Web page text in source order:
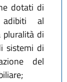
dotati di
adibiti al
pluralità di
sistemi di
del